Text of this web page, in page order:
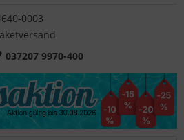
0003
037207 9970-400